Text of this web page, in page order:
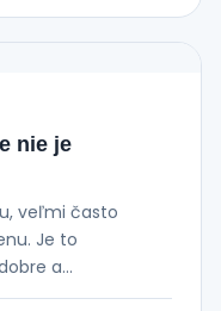
nie je
veľmi často
Je to
a...